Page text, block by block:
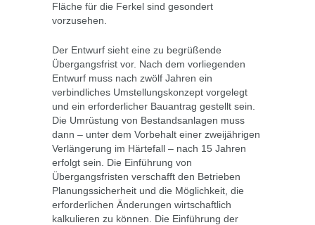
Fläche für die Ferkel sind gesondert
vorzusehen.
Der Entwurf sieht eine zu begrüßende
Übergangsfrist vor. Nach dem vorliegenden
Entwurf muss nach zwölf Jahren ein
verbindliches Umstellungskonzept vorgelegt
und ein erforderlicher Bauantrag gestellt sein.
Die Umrüstung von Bestandsanlagen muss
dann – unter dem Vorbehalt einer zweijährigen
Verlängerung im Härtefall – nach 15 Jahren
erfolgt sein. Die Einführung von
Übergangsfristen verschafft den Betrieben
Planungssicherheit und die Möglichkeit, die
erforderlichen Änderungen wirtschaftlich
kalkulieren zu können. Die Einführung der